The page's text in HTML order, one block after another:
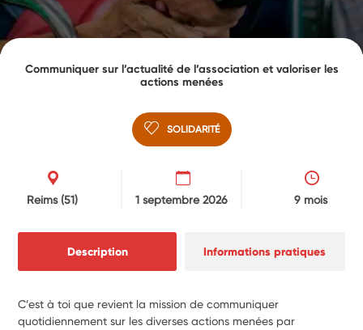
Communiquer sur l’actualité de l’association et valoriser les
actions menées
SOLIDARITÉ
Reims(51) 1 septembre 2026 9 mois
Description Informations pratiques
C’est à toi que revient la mission de communiquer
quotidiennement sur les diverses actions menées par